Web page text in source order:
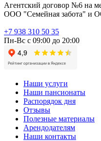
Агентский договор №6 на
ООО "Семейная забота" и
+7 938 310 50 35
Пн-Вс с 09:00 до 20:00
Наши услуги
Наши пансионаты
Распорядок дня
Отзывы
Полезные материалы
Арендодателям
Наши контакты